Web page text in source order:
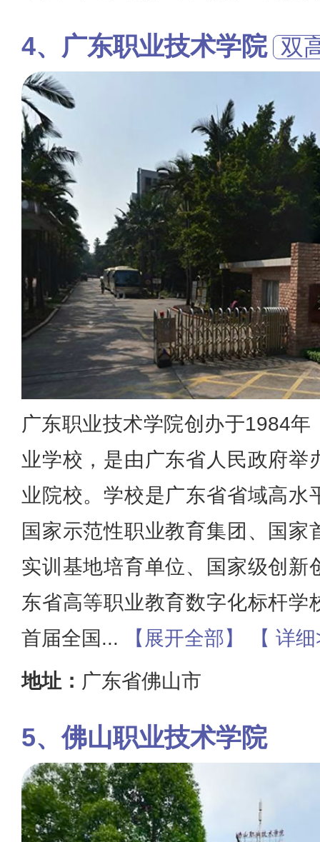
广东职业技术学院 双
广东职业技术学院创办于1984
业学校，是由广东省人民政府举
业院校。学校是广东省省域高水
国家示范性职业教育集团、国家
实训基地培育单位、国家级创新
东省高等职业教育数字化标杆学
首届全国... 【展开全部】
【 详
地址： 广东省佛山市
佛山职业技术学院